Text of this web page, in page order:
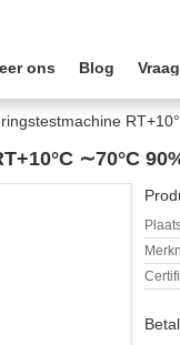
ons Blog
∼70°C